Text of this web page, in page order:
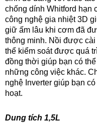
chống dính Whitford hạn
công nghệ gia nhiệt 3D
giữ ấm lâu khi cơm đã
thông minh. Nồi được
thể kiểm soát được quá
đồng thời giúp bạn có
những công việc khác.
nghệ Inverter giúp bạn
hoạt.
Dung tích 1,5L